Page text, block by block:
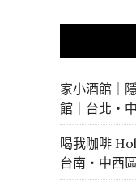
家小酒館｜
館｜台北・
喝我咖啡
台南・中西區